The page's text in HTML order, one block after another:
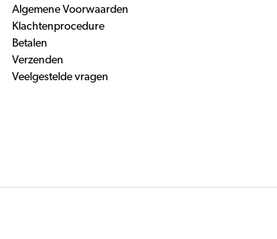
Algemene Voorwaarden
Klachtenprocedure
Betalen
Verzenden
Veelgestelde vragen